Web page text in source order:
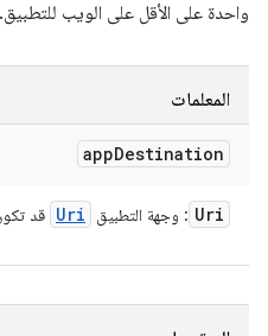
واحدة على الأقل على الويب للتطبيق.
المعلمات
appDestination
Uri : وجهة التطبيق Uri قد